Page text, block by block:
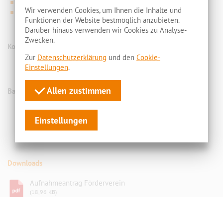
Mihaela Hauf (Schriftführerin)
Kontakt:
Foerderverein@osz-cottbus.de
Bankverbindung des Vereins:
Förderverein des OSZ Cottbus
Sparkasse Spree-Neiße
IBAN: DE49 1805 0000 3111 1021 80
Downloads
Aufnahmeantrag Förderverein
(18,96 KB)
Wir verwenden Cookies, um Ihnen die Inhalte und
Funktionen der Website bestmöglich anzubieten.
Darüber hinaus verwenden wir Cookies zu Analyse-
Zwecken.
Zur Datenschutzerklärung und den Cookie-
Einstellungen.
Allen zustimmen
Einstellungen